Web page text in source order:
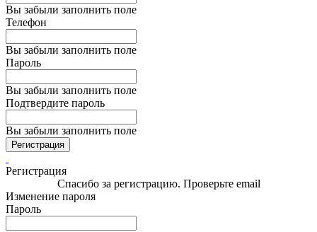
Вы забыли заполнить поле
Телефон
Вы забыли заполнить поле
Пароль
Вы забыли заполнить поле
Подтвердите пароль
Вы забыли заполнить поле
Регистрация
Регистрация
Спасибо за регистрацию. Проверьте email
Изменение пароля
Пароль